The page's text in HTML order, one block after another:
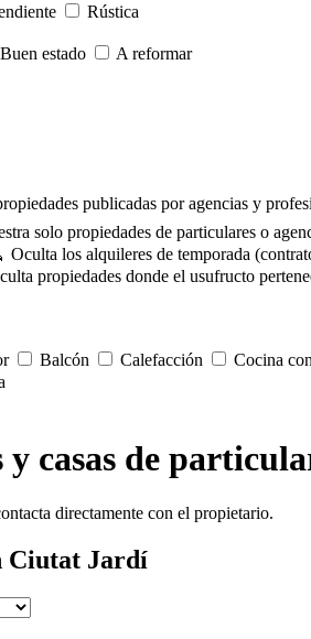
Rústica
Buen estado
A reformar
publicadas por agencias y
solo propiedades de particulares o
Oculta los alquileres de temporada
propiedades donde el usufructo
Balcón Calefacción Cocina
casas de
directamente con el propietario.
Ciutat Jardí